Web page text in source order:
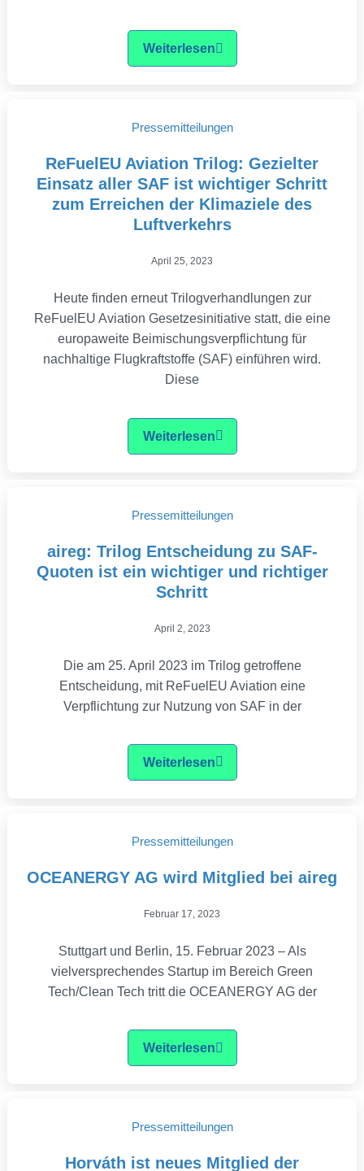
Weiterlesen
Pressemitteilungen
ReFuelEU Aviation Trilog: Gezielter
Einsatz aller SAF ist wichtiger Schritt
zum Erreichen der Klimaziele des
Luftverkehrs
April 25, 2023
Heute finden erneut Trilogverhandlungen zur
ReFuelEU Aviation Gesetzesinitiative statt, die eine
europaweite Beimischungsverpflichtung für
nachhaltige Flugkraftstoffe (SAF) einführen wird.
Diese
Weiterlesen
Pressemitteilungen
aireg: Trilog Entscheidung zu SAF-
Quoten ist ein wichtiger und richtiger
Schritt
April 2, 2023
Die am 25. April 2023 im Trilog getroffene
Entscheidung, mit ReFuelEU Aviation eine
Verpflichtung zur Nutzung von SAF in der
Weiterlesen
Pressemitteilungen
OCEANERGY AG wird Mitglied bei aireg
Februar 17, 2023
Stuttgart und Berlin, 15. Februar 2023 – Als
vielversprechendes Startup im Bereich Green
Tech/Clean Tech tritt die OCEANERGY AG der
Weiterlesen
Pressemitteilungen
Horváth ist neues Mitglied der